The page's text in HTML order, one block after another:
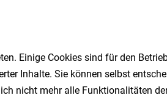
(m/w/d)
Einige Cookies sind für den
Inhalte. Sie können selbst
nicht mehr alle Funktionalitäten